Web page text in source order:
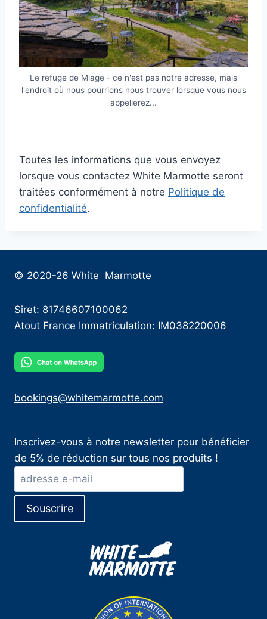
Le refuge de Miage - ce n'est pas notre adresse, mais
l'endroit où nous pourrions nous trouver lorsque vous nous
appellerez...
Toutes les informations que vous envoyez
lorsque vous contactez White Marmotte seront
traitées conformément à notre Politique de
confidentialité.
© 2020-26 White Marmotte
Siret: 81746607100062
Atout France Immatriculation: IM038220006
bookings@whitemarmotte.com
Inscrivez-vous à notre newsletter pour bénéficier
de 5% de réduction sur tous nos produits !